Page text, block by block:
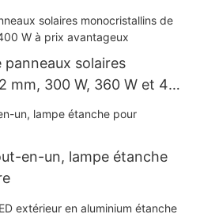
systèmes hors réseau
solaires
mm, 300 W, 360 W et 400
en-un, lampe étanche